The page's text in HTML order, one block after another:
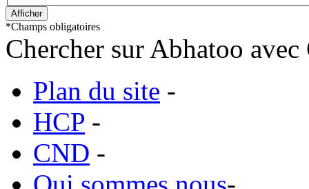
*Champs obligatoires
Chercher sur Abhatoo
Plan du site -
HCP -
CND -